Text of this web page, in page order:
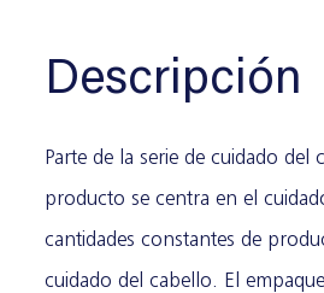
Descripción
Parte de la serie de cuidado
producto se centra en el
cantidades constantes de
cuidado del cabello. El